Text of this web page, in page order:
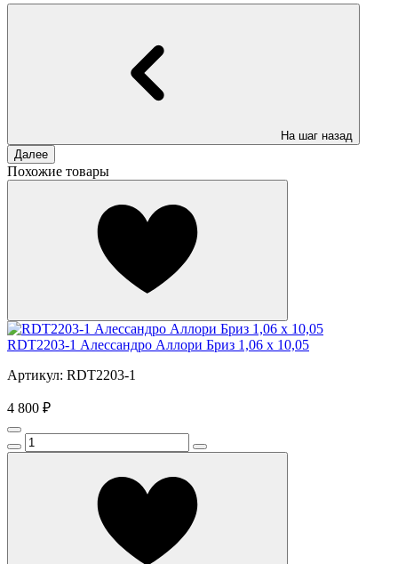
На шаг назад
Далее
Похожие товары
RDT2203-1 Алессандро Аллори Бриз 1,06 x 10,05
Артикул: RDT2203-1
4 800 ₽